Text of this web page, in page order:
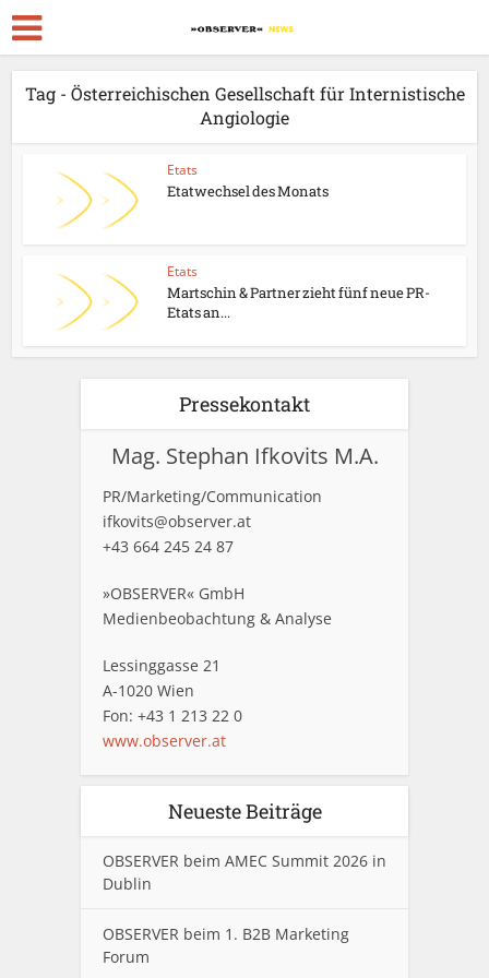
Tag - Österreichischen Gesellschaft für Internistische
Angiologie
Etats
Etatwechsel des Monats
Etats
Martschin & Partner zieht fünf neue PR-
Etats an...
Pressekontakt
Mag. Stephan Ifkovits M.A.
PR/Marketing/Communication
ifkovits@observer.at
+43 664 245 24 87
»OBSERVER« GmbH
Medienbeobachtung & Analyse
Lessinggasse 21
A-1020 Wien
Fon: +43 1 213 22 0
www.observer.at
Neueste Beiträge
OBSERVER beim AMEC Summit 2026 in
Dublin
OBSERVER beim 1. B2B Marketing
Forum